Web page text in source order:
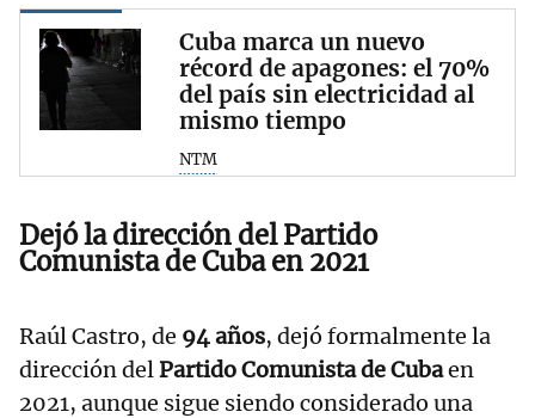
Cuba marca un nuevo
récord de apagones: el 70%
del país sin electricidad al
mismo tiempo
NTM
Dejó la dirección del Partido
Comunista de Cuba en 2021
Raúl Castro, de 94 años, dejó formalmente la
dirección delPartido Comunista de Cubaen
2021, aunque sigue siendo considerado una